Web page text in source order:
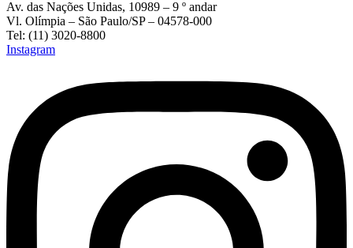
Av. das Nações Unidas, 10989 – 9 º andar
Vl. Olímpia – São Paulo/SP – 04578-000
Tel: (11) 3020-8800
Instagram